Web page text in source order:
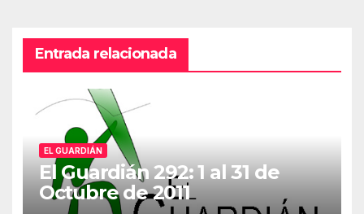
Entrada relacionada
EL GUARDIÁN
El Guardián 292: 1 al 31 de
Octubre de 2011